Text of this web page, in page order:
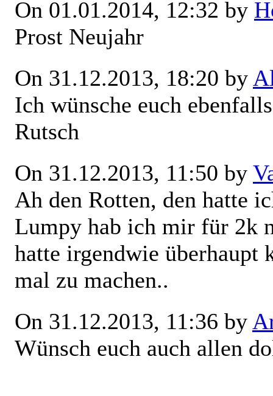
On 01.01.2014, 12:32 by
Prost Neujahr
On 31.12.2013, 18:20 by
Ich wünsche euch
Rutsch
On 31.12.2013, 11:50 by
Ah den Rotten, den hatte
Lumpy hab ich mir für 2k
hatte irgendwie überhaupt
mal zu machen..
On 31.12.2013, 11:36 by
Wünsch euch auch allen